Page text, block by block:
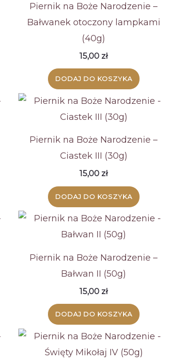
Piernik na Boże Narodzenie –
Bałwanek otoczony lampkami
(40g)
15,00 zł
DODAJ DO KOSZYKA
Piernik na Boże Narodzenie –
Ciastek III (30g)
15,00 zł
DODAJ DO KOSZYKA
Piernik na Boże Narodzenie –
Bałwan II (50g)
15,00 zł
DODAJ DO KOSZYKA